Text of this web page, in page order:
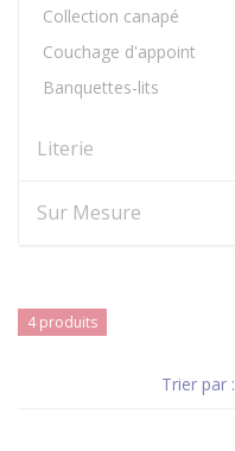
Collection canapé
Couchage d'appoint
Banquettes-lits
Literie
Sur Mesure
4 produits
Trier par :